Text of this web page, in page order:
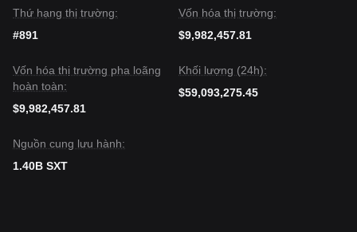
ngang để hấp thụ các đợt mở khóa nguồn cung gần đây,
nhưng xu hướng trung hạn vẫnBáo cáo tăng trưởng thận
trọng
miễn là nó giữ vững mức hỗ trợ quan trọng
Thứ hạng thị trường:
#891
Vốn hóa thị trường:
$9,982,457.81
Vốn hóa thị trường pha loãng
hoàn toàn:
$9,982,457.81
Khối lượng (24h):
$59,093,275.45
Nguồn cung lưu hành:
1.40B SXT